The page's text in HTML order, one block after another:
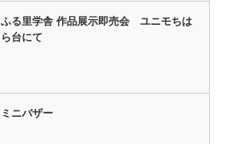
ふる里学舎 作品展示即売会 ユニモちは
ら台にて
ミニバザー